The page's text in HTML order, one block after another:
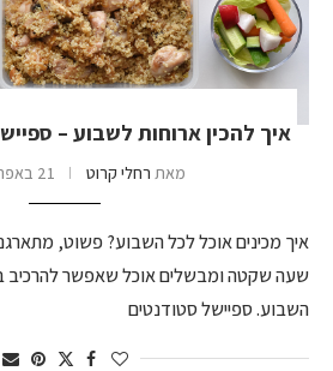
איך להכין ארוחות לשבוע –
מאת רחלי קרוט 21 באפריל 2018
איך מכינים אוכל לכל השבוע? פשוט,
שעה שקטה ומבשלים אוכל שאפשר להרכיב
השבוע. ספיישל סטודנטים